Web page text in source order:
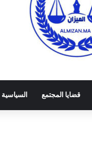
قضايا المجتمع السياسية